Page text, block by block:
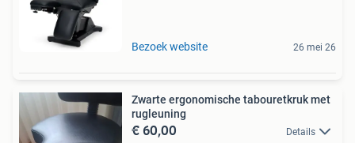
Bezoek website 26 mei 26
Zwarte ergonomische tabouretkruk met
rugleuning
€ 60,00 Details